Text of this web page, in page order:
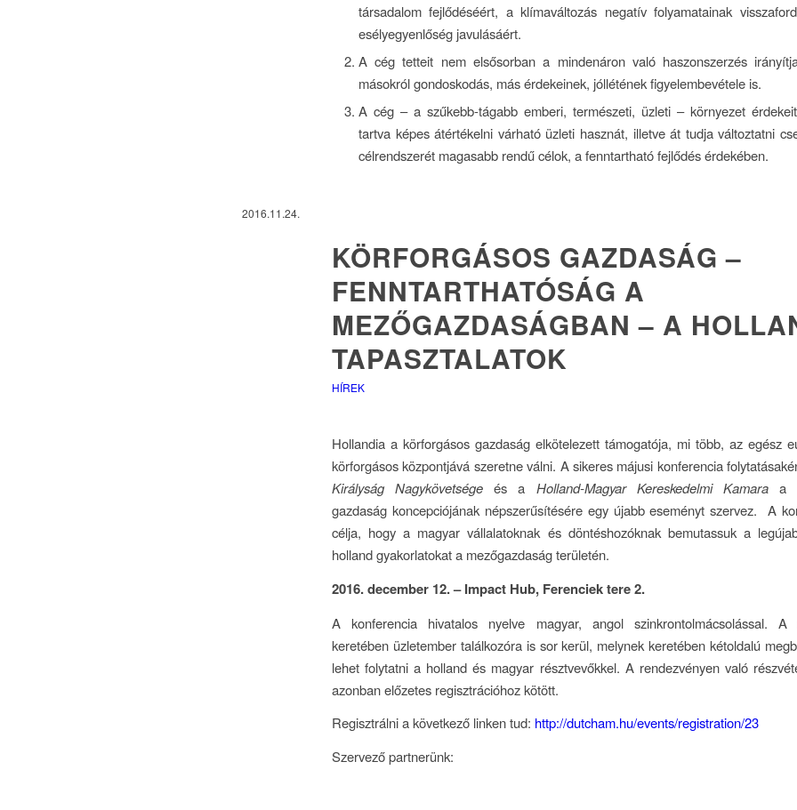
társadalom fejlődéséért, a klímaváltozás negatív folyamatainak
esélyegyenlőség javulásáért.
A cég tetteit nem elsősorban a mindenáron való haszonszerzés
másokról gondoskodás, más érdekeinek, jóllétének figyelembevétele is.
A cég – a szűkebb-tágabb emberi, természeti, üzleti – környezet
tartva képes átértékelni várható üzleti hasznát, illetve át tudja változtatni
célrendszerét magasabb rendű célok, a fenntartható fejlődés érdekében.
2016.11.24.
KÖRFORGÁSOS GAZDASÁG –
FENNTARTHATÓSÁG A
MEZŐGAZDASÁGBAN – A
TAPASZTALATOK
HÍREK
Hollandia a körforgásos gazdaság elkötelezett támogatója, mi több, az egész
körforgásos központjává szeretne válni. A sikeres májusi konferencia
Királyság Nagykövetsége és a Holland-Magyar Kereskedelmi Kamaraa
gazdaság koncepciójának népszerűsítésére egy újabb eseményt szervez. A
célja, hogy a magyar vállalatoknak és döntéshozóknak bemutassuk a
holland gyakorlatokat a mezőgazdaság területén.
2016. december 12. – Impact Hub, Ferenciek tere 2.
A konferencia hivatalos nyelve magyar, angol szinkrontolmácsolással. A
keretében üzletember találkozóra is sor kerül, melynek keretében kétoldalú
lehet folytatni a holland és magyar résztvevőkkel. A rendezvényen való
azonban előzetes regisztrációhoz kötött.
Regisztrálni a következő linken tud: http://dutcham.hu/events/registration/23
Szervező partnerünk: